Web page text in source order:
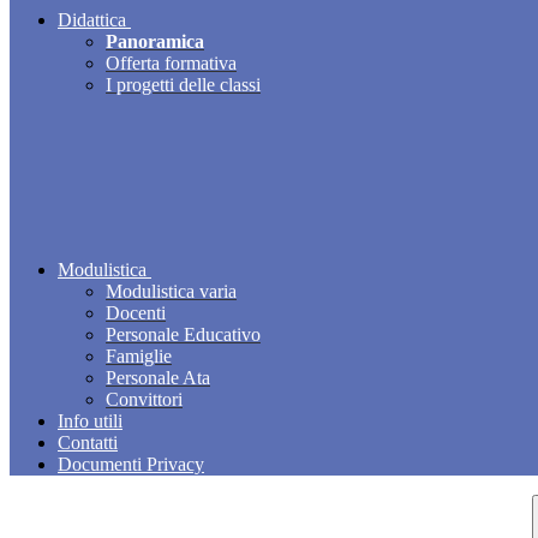
Didattica
Panoramica
Offerta formativa
I progetti delle classi
Modulistica
Modulistica varia
Docenti
Personale Educativo
Famiglie
Personale Ata
Convittori
Info utili
Contatti
Documenti Privacy